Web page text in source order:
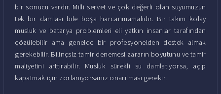
bir sonucu vardır. Milli servet ve çok değerli olan suyumuzun
tek bir damlası bile boşa harcanmamalıdır. Bir takım kolay
musluk ve batarya problemleri eli yatkın insanlar tarafından
çözülebilir ama genelde bir profesyonelden destek almak
gerekebilir. Bilinçsiz tamir denemesi zararın boyutunu ve tamir
maliyetini arttırabilir. Musluk sürekli su damlatıyorsa, açıp
kapatmak için zorlanıyorsanız onarılması gerekir.